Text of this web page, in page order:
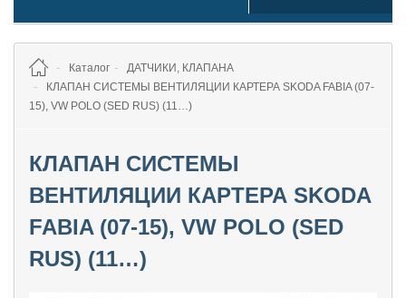
Каталог
ДАТЧИКИ, КЛАПАНА
КЛАПАН СИСТЕМЫ ВЕНТИЛЯЦИИ КАРТЕРА SKODA FABIA (07-
15), VW POLO (SED RUS) (11…)
КЛАПАН СИСТЕМЫ
ВЕНТИЛЯЦИИ КАРТЕРА SKODA
FABIA (07-15), VW POLO (SED
RUS) (11…)